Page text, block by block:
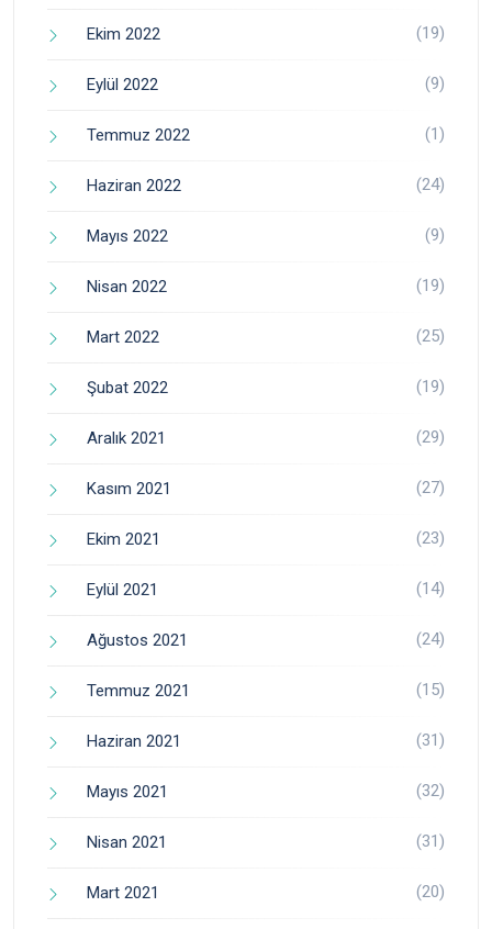
Ekim 2022 (19)
Eylül 2022 (9)
Temmuz 2022 (1)
Haziran 2022 (24)
Mayıs 2022 (9)
Nisan 2022 (19)
Mart 2022 (25)
Şubat 2022 (19)
Aralık 2021 (29)
Kasım 2021 (27)
Ekim 2021 (23)
Eylül 2021 (14)
Ağustos 2021 (24)
Temmuz 2021 (15)
Haziran 2021 (31)
Mayıs 2021 (32)
Nisan 2021 (31)
Mart 2021 (20)